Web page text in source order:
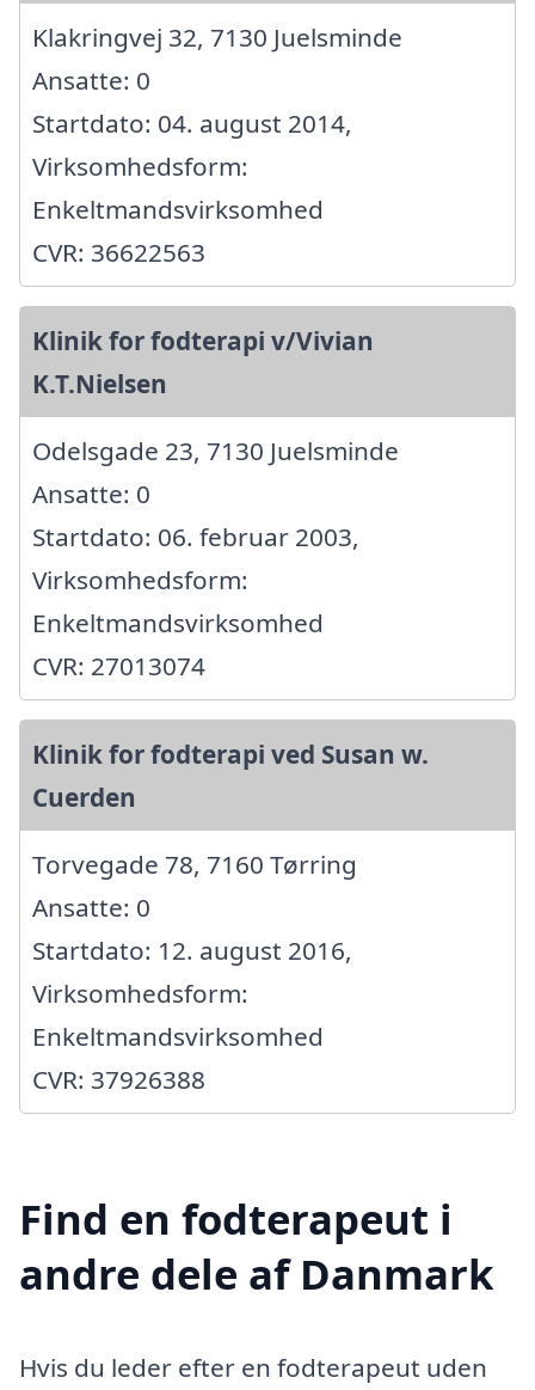
Klakringvej 32, 7130 Juelsminde
Ansatte: 0
Startdato: 04. august 2014,
Virksomhedsform:
Enkeltmandsvirksomhed
CVR: 36622563
Klinik for fodterapi v/Vivian
K.T.Nielsen
Odelsgade 23, 7130 Juelsminde
Ansatte: 0
Startdato: 06. februar 2003,
Virksomhedsform:
Enkeltmandsvirksomhed
CVR: 27013074
Klinik for fodterapi ved Susan w.
Cuerden
Torvegade 78, 7160 Tørring
Ansatte: 0
Startdato: 12. august 2016,
Virksomhedsform:
Enkeltmandsvirksomhed
CVR: 37926388
Find en fodterapeut i
andre dele af Danmark
Hvis du leder efter en fodterapeut uden